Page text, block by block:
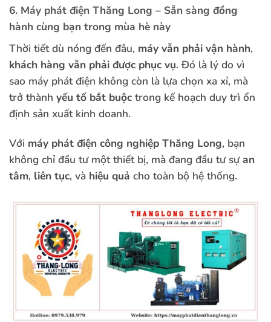
6. Máy phát điện Thăng Long – Sẵn sàng đồng
hành cùng bạn trong mùa hè này
Thời tiết dù nóng đến đâu, máy vẫn phải vận hành,
khách hàng vẫn phải được phục vụ. Đó là lý do vì
sao máy phát điện không còn là lựa chọn xa xỉ, mà
trở thành yếu tố bắt buộc trong kế hoạch duy trì ổn
định sản xuất kinh doanh.
Với máy phát điện công nghiệp Thăng Long, bạn
không chỉ đầu tư một thiết bị, mà đang đầu tư sựan
tâm, liên tục, và hiệu quả cho toàn bộ hệ thống.